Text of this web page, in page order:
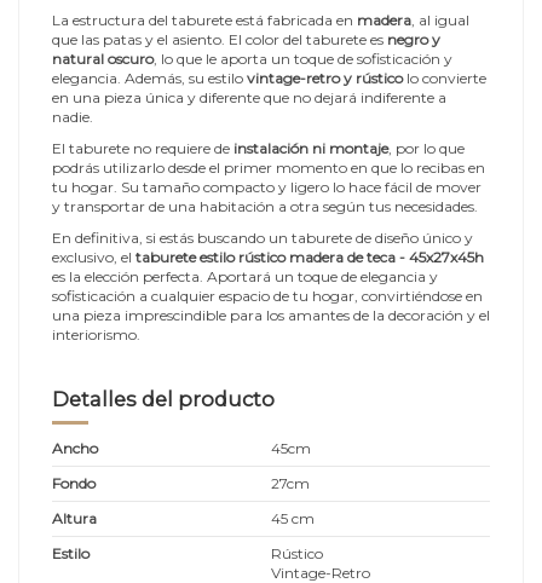
La estructura del taburete está fabricada en madera, al igual
que las patas y el asiento. El color del taburete es negro y
natural oscuro, lo que le aporta un toque de sofisticación y
elegancia. Además, su estilo vintage-retro y rústicolo convierte
en una pieza única y diferente que no dejará indiferente a
nadie.
El taburete no requiere de instalación ni montaje, por lo que
podrás utilizarlo desde el primer momento en que lo recibas en
tu hogar. Su tamaño compacto y ligero lo hace fácil de mover
y transportar de una habitación a otra según tus necesidades.
En definitiva, si estás buscando un taburete de diseño único y
exclusivo, el taburete estilo rústico madera de teca - 45x27x45h
es la elección perfecta. Aportará un toque de elegancia y
sofisticación a cualquier espacio de tu hogar, convirtiéndose en
una pieza imprescindible para los amantes de la decoración y el
interiorismo.
Detalles del producto
Ancho
45cm
Fondo
27cm
Altura
45 cm
Estilo
Rústico
Vintage-Retro